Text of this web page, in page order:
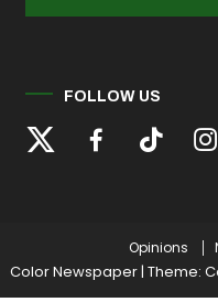
FOLLOW US
Opinions
Color Newspaper| Theme: